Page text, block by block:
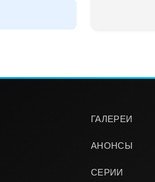
ГАЛЕРЕИ
АНОНСЫ
СЕРИИ